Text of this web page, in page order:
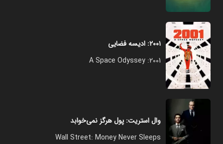
۲۰۰۱: ادیسه فضایی
2001: A Space Odyssey
وال استریت: پول هرگز نمی‌خوابد
Wall Street: Money Never Sleeps